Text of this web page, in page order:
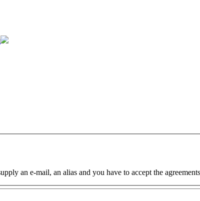
an e-mail, an alias and you have to accept the